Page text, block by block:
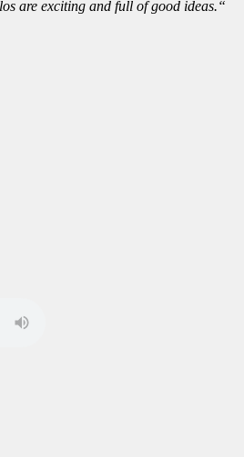
are exciting and full of good ideas.“